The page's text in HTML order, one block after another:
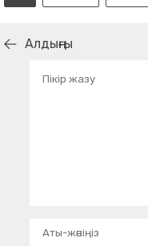
Алдыңғы